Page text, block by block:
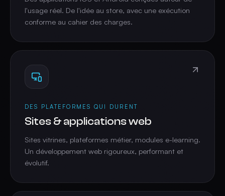
l'usage réel. De l'idée au store, avec une exécution
conforme au cahier des charges.
DES PLATEFORMES QUI DURENT
Sites & applications web
Sites vitrines, plateformes métier, modules e-learning.
Un développement web rigoureux, performant et
évolutif.